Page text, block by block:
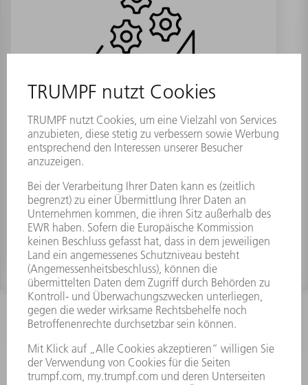
Materialnummer:2178304
INFORMATION
Häufig gestellte Fragen
Allgemeine Geschäftsbedingungen
KONTAKT